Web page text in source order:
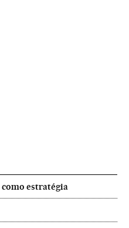
estratégia